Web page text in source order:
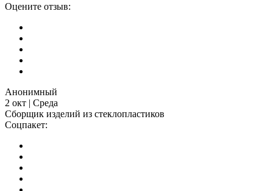
Оцените отзыв:
Анонимный
2 окт | Среда
Сборщик изделий из стеклопластиков
Соцпакет: